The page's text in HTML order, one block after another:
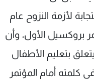
لأزمة النزوح عام
بروكسيل الأول، وأن
بتعليم الأطفال
كلمته أمام المؤتمر